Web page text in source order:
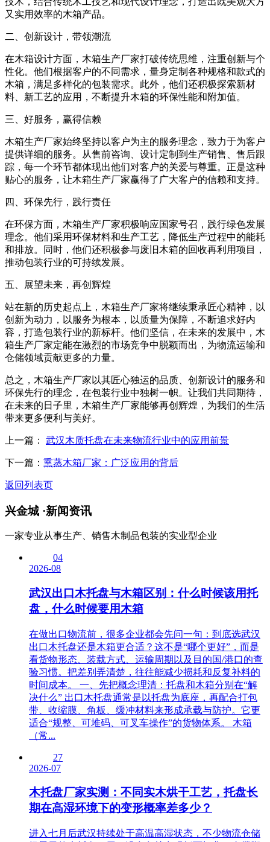
又实用效率的木箱产品。
二、创新设计，带领潮流
在木箱设计方面，木箱生产厂家打破传统思维，注重创新与个
性化。他们根据客户的不同需求，量身定制各种规格和款式的
木箱，满足多样化的包装需求。此外，他们还积极探索新材
料、新工艺的应用，不断提升木箱的环保性能和附加值。
三、好服务，赢得信赖
木箱生产厂家始终坚持以客户为主的服务理念，致力于为客户
提供详细的服务。从售前咨询、设计定制到生产销售、售后跟
踪，每一个环节都体现出他们对客户的关爱与尊重。正是这种
贴心的服务，让木箱生产厂家赢得了广大客户的信赖和支持。
四、环保先行，践行责任
在环保方面，木箱生产厂家积极响应国家号召，践行绿色发展
理念。他们采用环保材料和生产工艺，降低生产过程中的能耗
和排放。同时，他们还积极参与废旧木箱的回收再利用项目，
推动包装行业的可持续发展。
五、展望未来，再创辉煌
站在新的历史起点上，木箱生产厂家将继续秉承匠心精神，以
创新为动力，以服务为根本，以质量为保障，不断追求好内
容，打造包装行业的新标杆。他们坚信，在未来的发展中，木
箱生产厂家定能在激烈的市场竞争中脱颖而出，为物流运输和
仓储领域贡献更多的力量。
总之，木箱生产厂家以其匠心独运的品质、创新设计的服务和
环保先行的理念，在包装行业中独树一帜。让我们共同期待，
在未来的日子里，木箱生产厂家能够再创辉煌，为我们的生活
带来更多便利与美好。
上一篇： 武汉木质托盘在未来物流行业中的应用前景
下一篇： 熏蒸木箱厂家：广泛应用的背后
返回列表页
兴金城 ·新闻资讯
一家专业从事生产、销售木制品包装的实业型企业
04
2026-08
武汉出口木托盘与木箱区别：什么时候该用托
盘，什么时候要用木箱
在做出口物流前，很多企业都会先问一句：到底选武汉
出口木托盘还是木箱更合适？这不是“哪个更好”，而是
看货物形态、装载方式、运输周期以及目的国/港口的查
验习惯。把差别弄清楚，往往能减少损耗和反复补料的
时间成本。 一、先把概念理清：托盘和木箱分别在“解
决什么” 出口木托盘通常是以托盘为底座，再配合打包
带、收缩膜、角板、缓冲材料来形成承载与防护。它更
适合“规整、可堆码、可叉车操作”的货物体系。 木箱
（常...
27
2026-07
木托盘厂家实测：不同实木烘干工艺，托盘长
期在高湿环境下的变形概率差多少？
进入七月后武汉持续处于高温高湿状态，不少物流仓储